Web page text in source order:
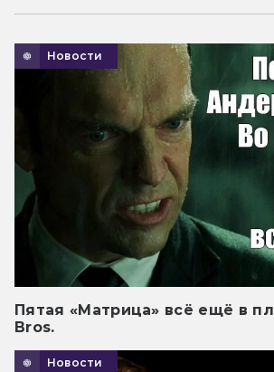
Новости
Пятая «Матрица» всё ещё в
Bros.
Новости